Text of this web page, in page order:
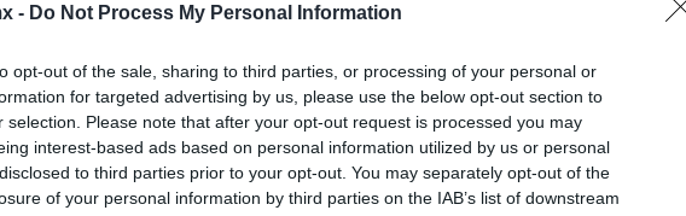
- Do Not Process My Personal Information
opt-out of the sale, sharing to third parties, or processing of your personal or
for targeted advertising by us, please use the below opt-out section to
selection. Please note that after your opt-out request is processed you may
interest-based ads based on personal information utilized by us or personal
to third parties prior to your opt-out. You may separately opt-out of the
of your personal information by third parties on the IAB’s list of downstream
más popular disponible en la web
una vida feliz y saludable, pero hay que sacar tiempo porque no es tan